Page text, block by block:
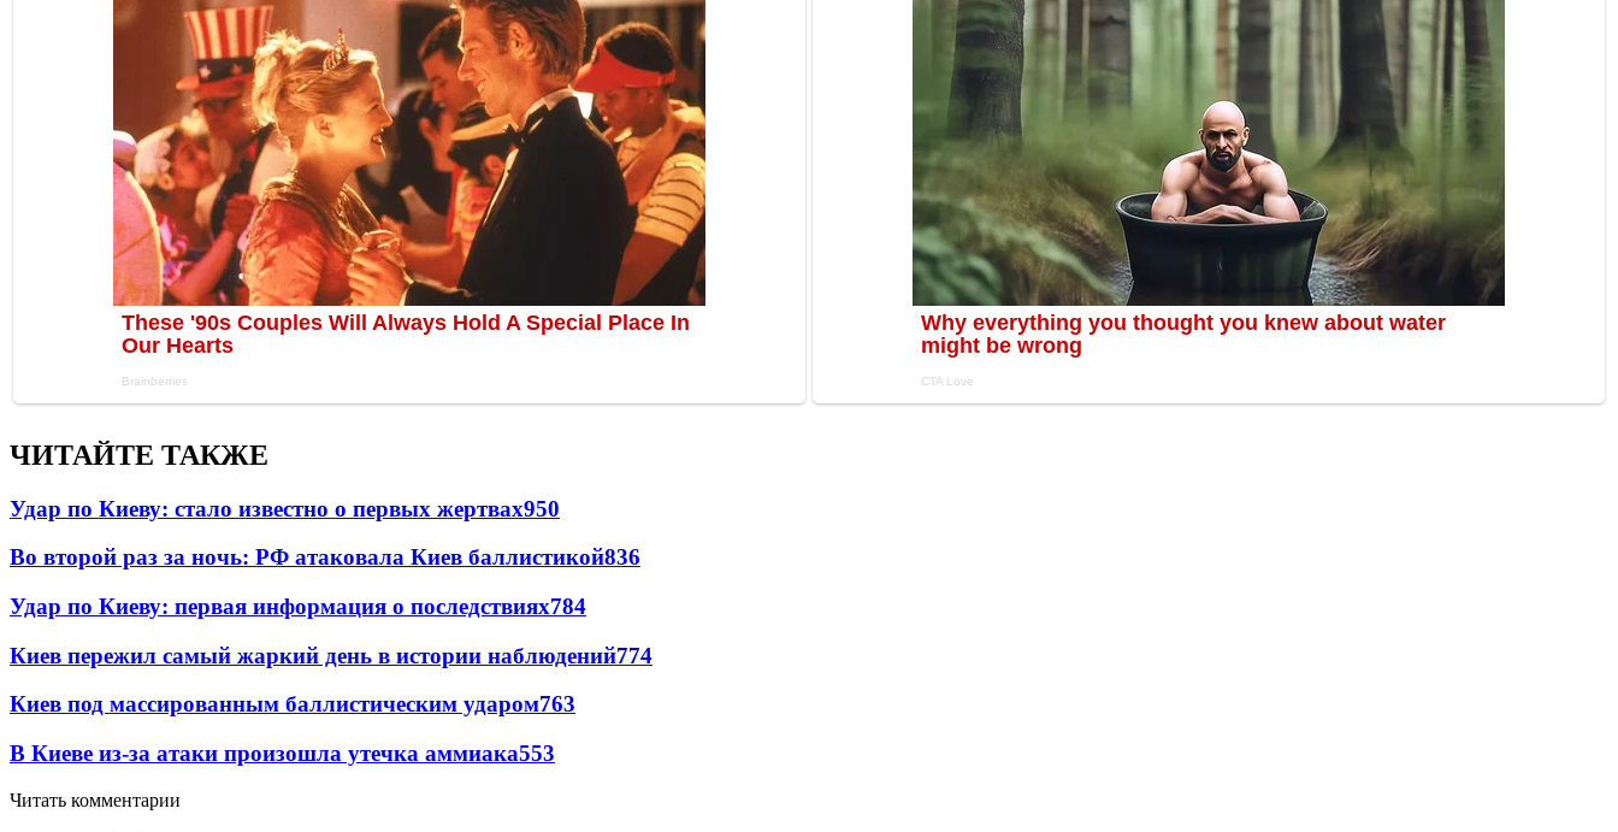
ЧИТАЙТЕ ТАКЖЕ
Удар по Киеву: стало известно о первых жертвах950
Во второй раз за ночь: РФ атаковала Киев баллистикой836
Удар по Киеву: первая информация о последствиях784
Киев пережил самый жаркий день в истории наблюдений774
Киев под массированным баллистическим ударом763
В Киеве из-за атаки произошла утечка аммиака553
Читать комментарии